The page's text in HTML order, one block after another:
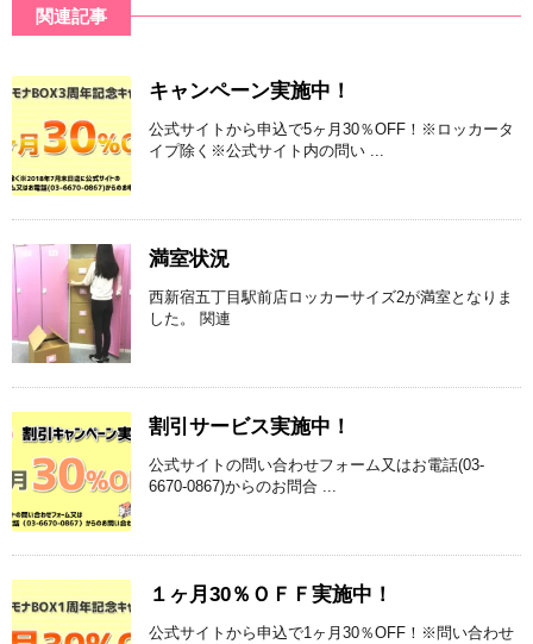
関連記事
キャンペーン実施中！
公式サイトから申込で5ヶ月30％OFF！※ロッカータ
イプ除く※公式サイト内の問い ...
満室状況
西新宿五丁目駅前店ロッカーサイズ2が満室となりま
した。 関連
割引サービス実施中！
公式サイトの問い合わせフォーム又はお電話(03-
6670-0867)からのお問合 ...
１ヶ月30％ＯＦＦ実施中！
公式サイトから申込で1ヶ月30％OFF！※問い合わせ